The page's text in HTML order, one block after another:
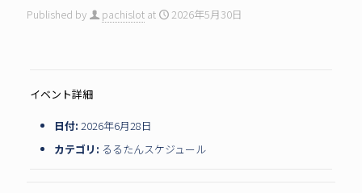
Published by pachislot at 2026年5月30日
イベント詳細
日付: 2026年6月28日
カテゴリ: るるたんスケジュール